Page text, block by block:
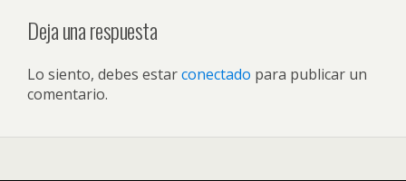
Deja una respuesta
Lo siento, debes estarconectado para publicar un
comentario.